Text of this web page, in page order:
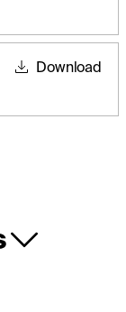
Download